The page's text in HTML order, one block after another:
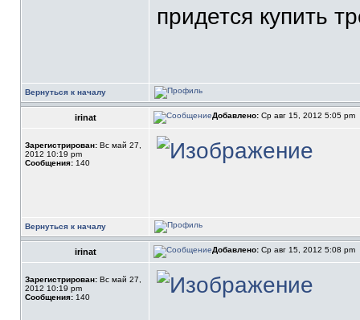
придется купить
Вернуться к началу
irinat Добавлено: Ср авг 15, 2012 5:05 pm
Зарегистрирован: Вс май 27,
2012 10:19 pm
Сообщения: 140
Вернуться к началу
irinat Добавлено: Ср авг 15, 2012 5:08 pm
Зарегистрирован: Вс май 27,
2012 10:19 pm
Сообщения: 140